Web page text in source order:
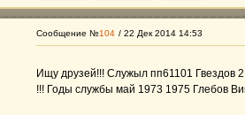
Сообщение №104 / 22 Дек 2014 14:53
Ищу друзей!!! Служыл пп61101 Гвездов
!!! Годы службы май 1973 1975 Глебов